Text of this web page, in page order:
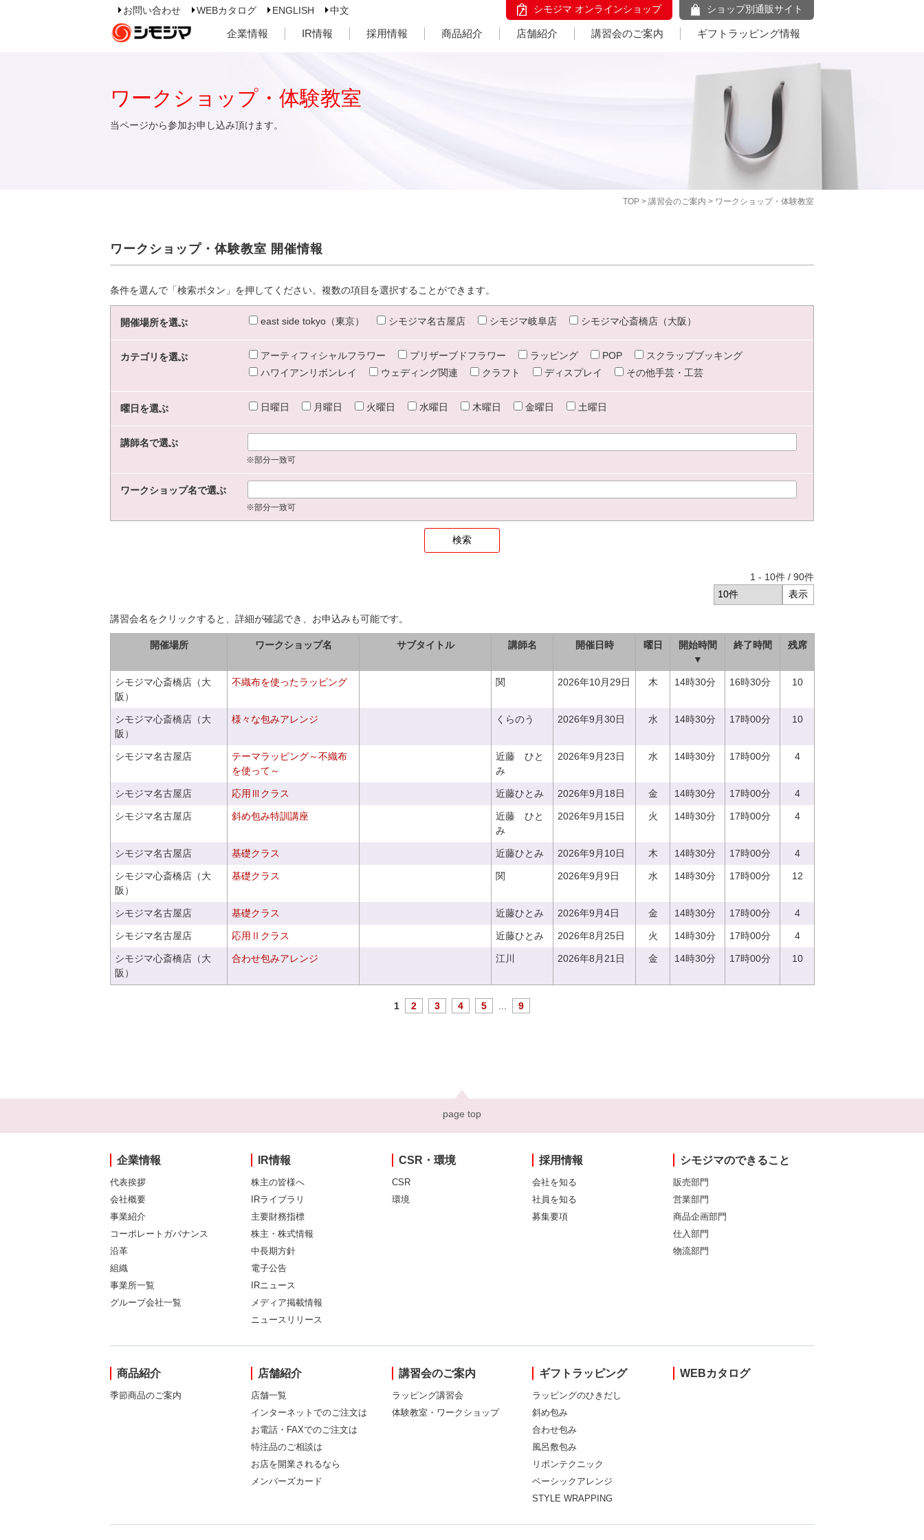
お問い合わせ WEBカタログ ENGLISH 中文 シモジマ オンラインショップ ショップ別通販サイト
企業情報 IR情報 採用情報 商品紹介 店舗紹介 講習会のご案内 ギフトラッピング情報
TOP > 講習会のご案内 > ワークショップ・体験教室
ワークショップ・体験教室
当ページから参加お申し込み頂けます。
ワークショップ・体験教室 開催情報
条件を選んで「検索ボタン」を押してください。複数の項目を選択することができます。
開催場所を選ぶ east side tokyo（東京） シモジマ名古屋店 シモジマ岐阜店 シモジマ心斎橋店（大阪）
カテゴリを選ぶ アーティフィシャルフラワー プリザーブドフラワー ラッピング POP
スクラップブッキング
ハワイアンリボンレイ
ウェディング関連 クラフト ディスプレイ その他手芸・工芸
曜日を選ぶ 日曜日 月曜日 火曜日 水曜日 木曜日 金曜日 土曜日
講師名で選ぶ
※部分一致可
ワークショップ名で選ぶ
※部分一致可
1 - 10件 / 90件
講習会名をクリックすると、詳細が確認でき、お申込みも可能です。
開催場所 ワークショップ名 サブタイトル 講師名 開催日時 曜日
開始時間
▼
終了時間 残席
シモジマ心斎橋店（大
阪）
不織布を使ったラッピング 関 2026年10月29日 木 14時30分 16時30分 10
シモジマ心斎橋店（大
阪）
様々な包みアレンジ くらのう 2026年9月30日 水 14時30分 17時00分 10
シモジマ名古屋店
テーマラッピング～不織布
を使って～
近藤 ひと
み
2026年9月23日 水 14時30分 17時00分 4
シモジマ名古屋店 応用Ⅲクラス 近藤ひとみ 2026年9月18日 金 14時30分 17時00分 4
シモジマ名古屋店 斜め包み特訓講座
近藤 ひと
み
2026年9月15日 火 14時30分 17時00分 4
シモジマ名古屋店 基礎クラス 近藤ひとみ 2026年9月10日 木 14時30分 17時00分 4
シモジマ心斎橋店（大
阪）
基礎クラス 関 2026年9月9日 水 14時30分 17時00分 12
シモジマ名古屋店 基礎クラス 近藤ひとみ 2026年9月4日 金 14時30分 17時00分 4
シモジマ名古屋店 応用Ⅱクラス 近藤ひとみ 2026年8月25日 火 14時30分 17時00分 4
シモジマ心斎橋店（大
阪）
合わせ包みアレンジ 江川 2026年8月21日 金 14時30分 17時00分 10
1 2 3 4 5 9
page top
企業情報
代表挨拶
会社概要
事業紹介
コーポレートガバナンス
沿革
組織
事業所一覧
グループ会社一覧
IR情報
株主の皆様へ
IRライブラリ
主要財務指標
株主・株式情報
中長期方針
電子公告
IRニュース
メディア掲載情報
ニュースリリース
CSR・環境
CSR
環境
採用情報
会社を知る
社員を知る
募集要項
シモジマのできること
販売部門
営業部門
商品企画部門
仕入部門
物流部門
商品紹介
季節商品のご案内
店舗紹介
店舗一覧
インターネットでのご注文は
お電話・FAXでのご注文は
特注品のご相談は
お店を開業されるなら
メンバーズカード
講習会のご案内
ラッピング講習会
体験教室・ワークショップ
ギフトラッピング
ラッピングのひきだし
斜め包み
合わせ包み
風呂敷包み
リボンテクニック
ベーシックアレンジ
STYLE WRAPPING
WEBカタログ